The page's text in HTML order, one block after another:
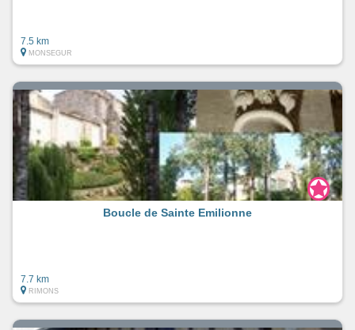
7.5 km
MONSEGUR
Boucle de Sainte Emilionne
7.7 km
RIMONS